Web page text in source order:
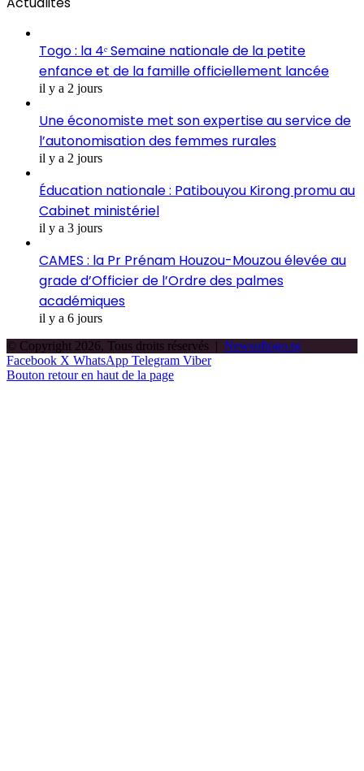
Togo : la 4ᵉ Semaine nationale de la petite
enfance et de la famille officiellement lancée
il y a 2 jours
Une économiste met son expertise au service de
l’autonomisation des femmes rurales
il y a 2 jours
Éducation nationale : Patibouyou Kirong promu au
Cabinet ministériel
il y a 3 jours
CAMES : la Pr Prénam Houzou-Mouzou élevée au
grade d’Officier de l’Ordre des palmes
académiques
il y a 6 jours
© Copyright 2026, Tous droits réservés | Newsoftogo.tg
Facebook X WhatsApp Telegram Viber
Bouton retour en haut de la page